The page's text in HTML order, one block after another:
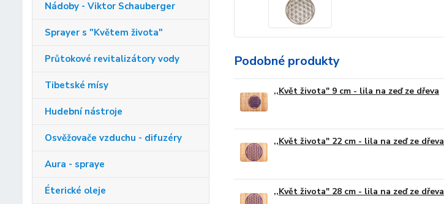
Nádoby - Viktor Schauberger
Sprayer s "Květem života"
Průtokové revitalizátory vody
Tibetské mísy
Hudební nástroje
Osvěžovače vzduchu - difuzéry
Aura - spraye
Éterické oleje
Podobné produkty
,,Květ života" 9 cm - lila na zeď ze dřeva
,,Květ života" 22 cm - lila na zeď ze dřeva
,,Květ života" 28 cm - lila na zeď ze dřeva